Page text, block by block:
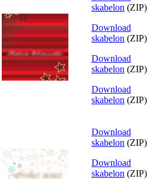
skabelon (ZIP)
Download
skabelon (ZIP)
Download
skabelon (ZIP)
Download
skabelon (ZIP)
Download
skabelon (ZIP)
Download
skabelon (ZIP)